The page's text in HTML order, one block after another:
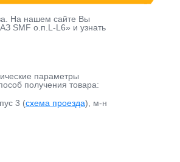
На нашем сайте Вы
SMF о.п.L-L6» и узнать
параметры
получения товара:
3 (схема проезда), м-н